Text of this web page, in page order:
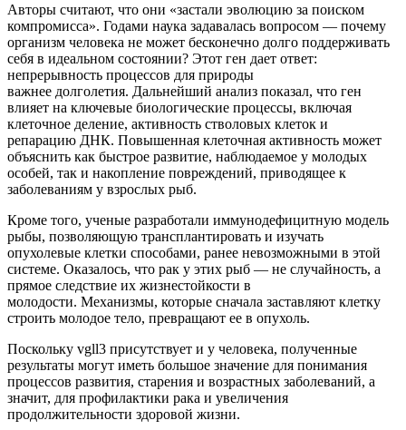
Авторы считают, что они «застали эволюцию за поиском
компромисса». Годами наука задавалась вопросом — почему
организм человека не может бесконечно долго поддерживать
себя в идеальном состоянии? Этот ген дает ответ:
непрерывность процессов для природы
важнее долголетия. Дальнейший анализ показал, что ген
влияет на ключевые биологические процессы, включая
клеточное деление, активность стволовых клеток и
репарацию ДНК. Повышенная клеточная активность может
объяснить как быстрое развитие, наблюдаемое у молодых
особей, так и накопление повреждений, приводящее к
заболеваниям у взрослых рыб.
Кроме того, ученые разработали иммунодефицитную модель
рыбы, позволяющую трансплантировать и изучать
опухолевые клетки способами, ранее невозможными в этой
системе. Оказалось, что рак у этих рыб — не случайность, а
прямое следствие их жизнестойкости в
молодости. Механизмы, которые сначала заставляют клетку
строить молодое тело, превращают ее в опухоль.
Поскольку vgll3 присутствует и у человека, полученные
результаты могут иметь большое значение для понимания
процессов развития, старения и возрастных заболеваний, а
значит, для профилактики рака и увеличения
продолжительности здоровой жизни.